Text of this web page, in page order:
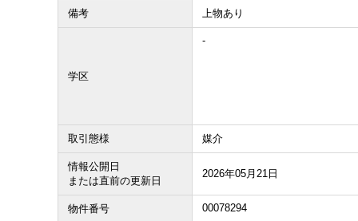
備考 上物あり
学区
-
取引態様 媒介
情報公開日
または直前の更新日
2026年05月21日
物件番号 00078294